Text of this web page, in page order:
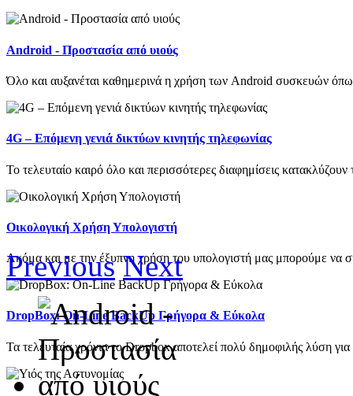
Android - Προστασία από υιούς
Όλο και αυξανέται καθημερινά η χρήση των Android συσκευών
4G – Επόμενη γενιά δικτύων κινητής τηλεφωνίας
Το τελευταίο καιρό όλο και περισσότερες διαφημίσεις
Οικολογική Χρήση Υπολογιστή
Ακόμα και με την έξυπνη χρήση του υπολογιστή μας μπορούμε να
DropBox: On-Line BackUp Γρήγορα & Εύκολα
Τα τελευταία χρόνια το Dropbox αποτελεί πολύ δημοφιλής λύση
Previous Next